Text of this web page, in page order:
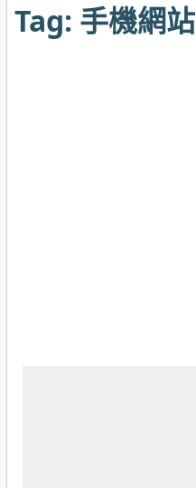
Tag: 手機網站